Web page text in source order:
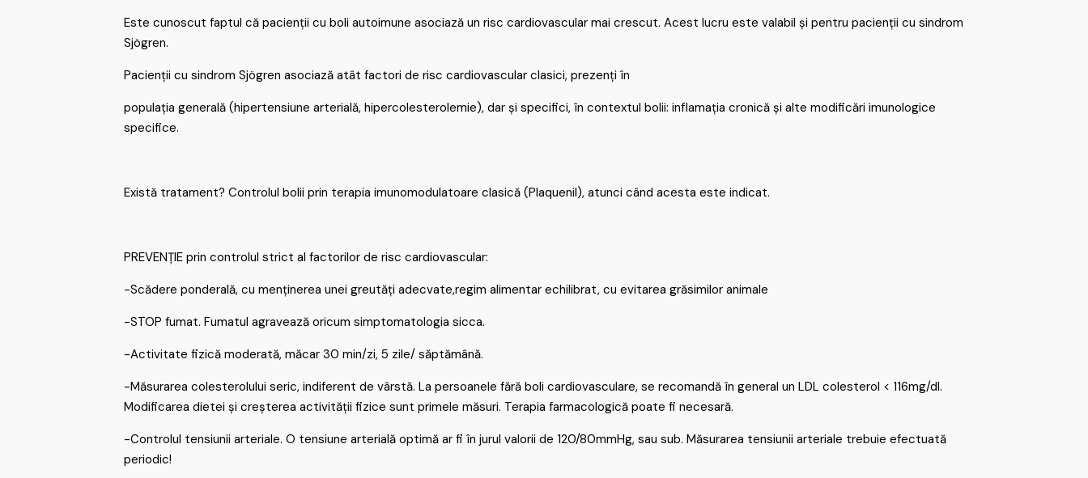
Este cunoscut faptul că pacienții cu boli autoimune asociază un risc cardiovascular mai crescut. Acest lucru este valabil și pentru pacienții cu sindrom
Sjögren.
Pacienții cu sindrom Sjögren asociază atât factori de risc cardiovascular clasici, prezenți în
populația generală (hipertensiune arterială, hipercolesterolemie), dar și specifici, în contextul bolii: inflamația cronică și alte modificări imunologice
specifice.
Există tratament? Controlul bolii prin terapia imunomodulatoare clasică (Plaquenil), atunci când acesta este indicat.
PREVENȚIE prin controlul strict al factorilor de risc cardiovascular:
-Scădere ponderală, cu menținerea unei greutăți adecvate,regim alimentar echilibrat, cu evitarea grăsimilor animale
-STOP fumat. Fumatul agravează oricum simptomatologia sicca.
-Activitate fizică moderată, măcar 30 min/zi, 5 zile/ săptămână.
-Măsurarea colesterolului seric, indiferent de vârstă. La persoanele fără boli cardiovasculare, se recomandă în general un LDL colesterol < 116mg/dl.
Modificarea dietei și creșterea activității fizice sunt primele măsuri. Terapia farmacologică poate fi necesară.
-Controlul tensiunii arteriale. O tensiune arterială optimă ar fi în jurul valorii de 120/80mmHg, sau sub. Măsurarea tensiunii arteriale trebuie efectuată
periodic!